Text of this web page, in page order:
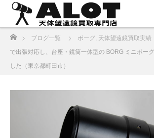
ブログ一覧 ボーグ, 天体望遠鏡買取実績
で出張対応し、台座・鏡筒一体型の BORG ミニボー
した（東京都町田市）